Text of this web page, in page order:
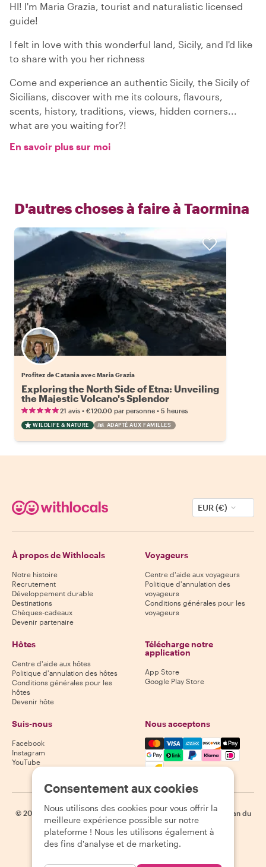
HI! I'm Maria Grazia, tourist and naturalistic licensed
guide!
I felt in love with this wonderful land, Sicily, and I'd like
to share with you her richness
Come and experience an authentic Sicily, the Sicily of
Sicilians, discover with me its colours, flavours,
scents, history, traditions, views, hidden corners...
what are you waiting for?!
En savoir plus sur moi
D'autres choses à faire à Taormina
Profitez de Catania avec Maria Grazia
Exploring the North Side of Etna: Unveiling
the Majestic Volcano's Splendor
21 avis • €120.00 par personne • 5 heures
WILDLIFE & NATURE ADAPTÉ AUX FAMILLES
EUR (€)
À propos de Withlocals
Notre histoire
Recrutement
Développement durable
Destinations
Chèques-cadeaux
Devenir partenaire
Voyageurs
Centre d'aide aux voyageurs
Politique d'annulation des
voyageurs
Conditions générales pour les
voyageurs
Hôtes
Centre d'aide aux hôtes
Politique d'annulation des hôtes
Conditions générales pour les
hôtes
Devenir hôte
Télécharge notre
application
App Store
Google Play Store
Suis-nous
Facebook
Instagram
YouTube
Nous acceptons
Mastercard, Visa, Amex,
© 2026 Withlocals.com | Politique de confidentialité | Cookies
Plan du
site
Consentement aux cookies
Nous utilisons des cookies pour vous offrir la
meilleure expérience possible sur notre
plateforme ! Nous les utilisons également à
des fins d'analyse et de marketing.